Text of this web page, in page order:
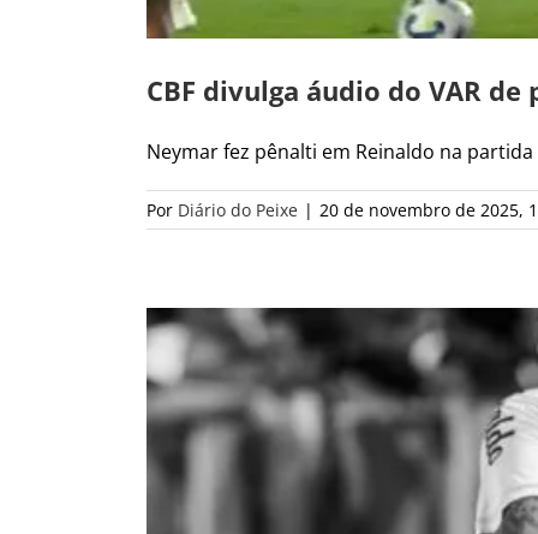
CBF divulga áudio do VAR
Neymar fez pênalti em Reinaldo na
Por Diário do Peixe | 20 de novembro de 2025,